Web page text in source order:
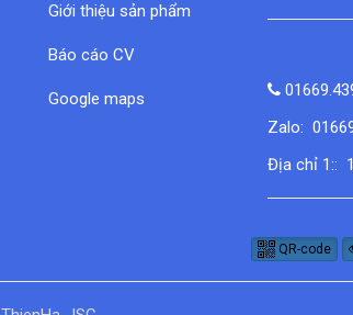
Giới thiệu sản phẩm
Báo cáo CV
Google maps
Zalo:
Địa chỉ 1::
QR-code